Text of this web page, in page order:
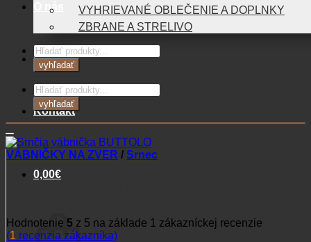
O nás
Blog
Kontakt
0,00€
VYHRIEVANÉ OBLEČENIE A DOPLNKY
ZBRANE A STRELIVO
Products
search
vyhľadať
Products
search
vyhľadať
VÁBNIČKY NA ZVER / Srnec
Hodnotenie 5 z 5 na základe 1 zákazníckej recenzie
(1 recenzia zákazníka)